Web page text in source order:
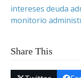
intereses deuda
monitorio
Share This